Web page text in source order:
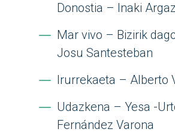
Donostia – Inaki
Mar vivo – Bizirik
Josu Santesteban
Irurrekaeta – Alberto
Udazkena – Yesa -
Fernández Varona